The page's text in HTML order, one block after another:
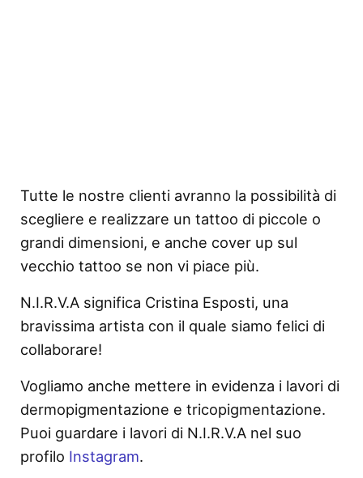
Tutte le nostre clienti avranno la possibilità di
scegliere e realizzare un tattoo di piccole o
grandi dimensioni, e anche cover up sul
vecchio tattoo se non vi piace più.
N.I.R.V.A significa Cristina Esposti, una
bravissima artista con il quale siamo felici di
collaborare!
Vogliamo anche mettere in evidenza i lavori di
dermopigmentazione e tricopigmentazione.
Puoi guardare i lavori di N.I.R.V.A nel suo
profilo Instagram.